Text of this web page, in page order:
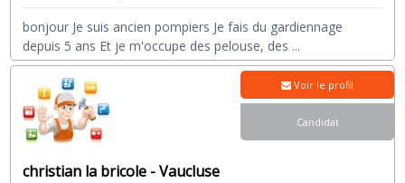
bonjour Je suis ancien pompiers Je fais du gardiennage
depuis 5 ans Et je m'occupe des pelouse, des ...
christian la bricole - Vaucluse
Voir le profil
Candidat